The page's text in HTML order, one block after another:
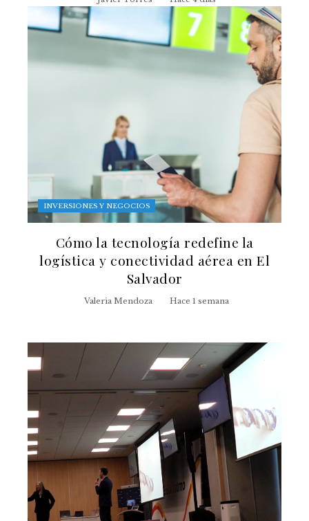
INVERSIONES Y NEGOCIOS
Cómo la tecnología redefine la
logística y conectividad aérea en El
Salvador
Valeria Mendoza Hace 1 semana